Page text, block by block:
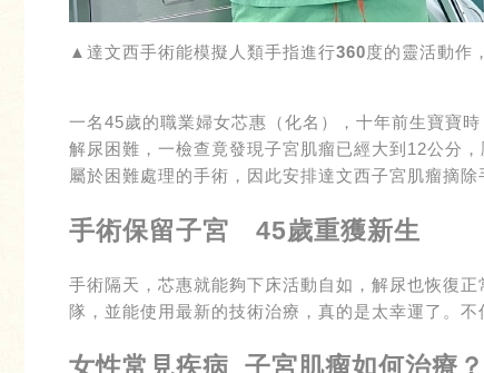
▲達文西手術能模擬人類手指進行360度的靈活動作
一名45歲的職業婦女芯惠（化名），十年前生寶寶
解尿困難，一檢查竟發現子宮肌瘤已經大到12公分
屬於困難處理的手術，因此安排達文西子宮肌瘤摘除
手術保留子宮 45歲重獲新生
手術隔天，芯惠就能夠下床活動自如，解尿也恢復
隊，並能使用最新的技術治療，真的是太幸運了。不
女性常見疾病 子宮肌瘤如何治療？